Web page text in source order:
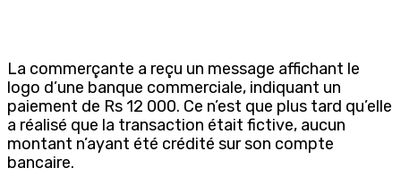
La commerçante a reçu un message affichant le
logo d’une banque commerciale, indiquant un
paiement de Rs 12 000. Ce n’est que plus tard qu’elle
a réalisé que la transaction était fictive, aucun
montant n’ayant été crédité sur son compte
bancaire.